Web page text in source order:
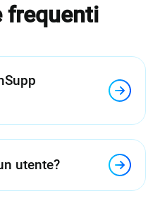
frequenti
utente?